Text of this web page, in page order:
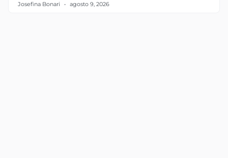
Josefina Bonari agosto 9, 2026